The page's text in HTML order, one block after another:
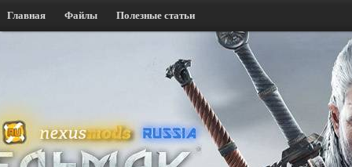
Главная Файлы Полезные статьи